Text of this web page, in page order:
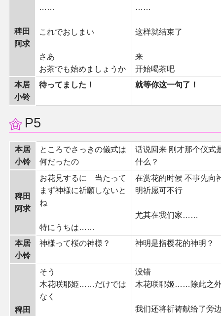
稗田
阿求
……
これでおしまい
さあ
お茶でも始めましょうか
……
这样就结束了
来
开始喝茶吧
本居
小铃
待ってました！ 就等你这一句了！
P5
本居
小铃
ところでさっきの儀式は
何だったの
话说回来 刚才那个仪式
什么？
稗田
阿求
お花見するに 当たって
まず神様に祈願しないと
ね
特にうちは……
在赏花的时候 不事先向
明祈愿可不行
尤其在我们家……
本居
小铃
神様って桜の神様？ 神明是指樱花的神明？
稗田
そう
木花咲耶姫……だけでは
なく
没错
木花咲耶姬……除此之
我们还将祈祷献给了旁
THB协力
其他
联系管理员
关于THBWiki
捐款支持